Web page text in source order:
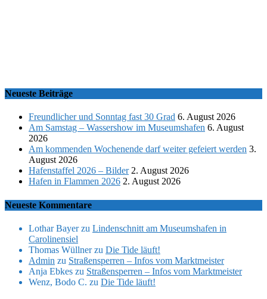
Neueste Beiträge
Freundlicher und Sonntag fast 30 Grad 6. August 2026
Am Samstag – Wassershow im Museumshafen 6. August
2026
Am kommenden Wochenende darf weiter gefeiert werden 3.
August 2026
Hafenstaffel 2026 – Bilder 2. August 2026
Hafen in Flammen 2026 2. August 2026
Neueste Kommentare
Lothar Bayerzu Lindenschnitt am Museumshafen in
Carolinensiel
Thomas Wüllnerzu Die Tide läuft!
Admin zu Straßensperren – Infos vom Marktmeister
Anja Ebkes zu Straßensperren – Infos vom Marktmeister
Wenz, Bodo C. zu Die Tide läuft!